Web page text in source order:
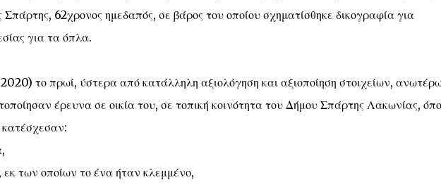
62χρονος ημεδαπός, σε βάρος του οποίου σχηματίσθηκε δικογραφία για
για τα όπλα.
το πρωί, ύστερα από κατάλληλη αξιολόγηση και αξιοποίηση στοιχείων,
έρευνα σε οικία του, σε τοπική κοινότητα του Δήμου Σπάρτης Λακωνίας,
κατέσχεσαν:
των οποίων το ένα ήταν κλεμμένο,